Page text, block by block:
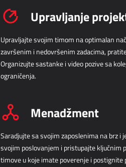
Upravljanje
Upravljajte svojim timom na optimalan
završenim i nedovršenim zadacima,
Organizujte sastanke i video pozive sa
ograničenja.
Menadžment
Saradjujte sa svojim zaposlenima na brz
svojim poslovanjem i pristupajte ključnim
timove u koje imate poverenje i postignite